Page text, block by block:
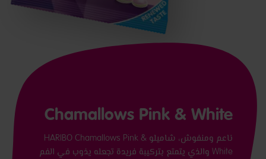
Chamallows Pink & White
ناعم ومنفوش، شاميلو HARIBO Chamallows Pink &
White والذي يتمتع بتركيبة فريدة تجعله يذوب في الفم